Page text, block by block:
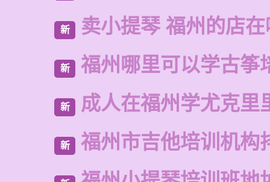
新 卖小提琴 福州的店
新 福州哪里可以学古筝
新 成人在福州学尤克里
新 福州市吉他培训机构